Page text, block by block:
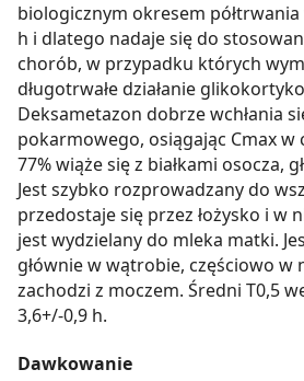
biologicznym okresem
h i dlatego nadaje się do
chorób, w przypadku których
długotrwałe działanie
Deksametazon dobrze wchłania
pokarmowego, osiągając Cmax w
77% wiąże się z białkami osocza,
Jest szybko rozprowadzany do
przedostaje się przez łożysko i w
jest wydzielany do mleka matki.
głównie w wątrobie, częściowo w
zachodzi z moczem. Średni T0,5
3,6+/-0,9 h.
Dawkowanie